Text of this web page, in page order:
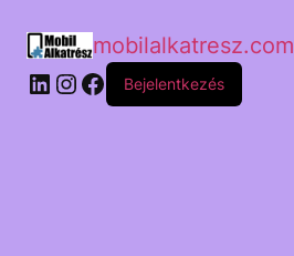
mobilalkatresz.com
Bejelentkezés